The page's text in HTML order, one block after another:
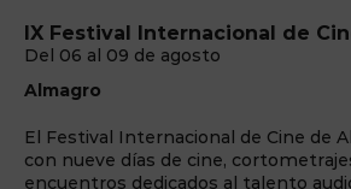
IX Festival Internacional de
Del 06 al 09 de agosto
Almagro
El Festival Internacional de Cine de
con nueve días de cine,
encuentros dedicados al talento